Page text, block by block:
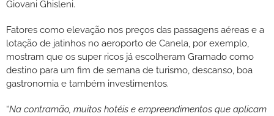
Giovani Ghisleni.
Fatores como elevação nos preços das passagens aéreas e a
lotação de jatinhos no aeroporto de Canela, por exemplo,
mostram que os super ricos já escolheram Gramado como
destino para um fim de semana de turismo, descanso, boa
gastronomia e também investimentos.
“Na contramão, muitos hotéis e empreendimentos que aplicam